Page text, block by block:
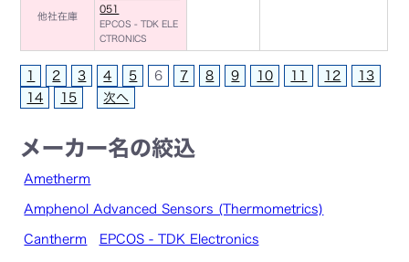
他社在庫
051
EPCOS - TDK ELE
CTRONICS
1 2 3 4 5 6 7 8 9 10 11 12
13
14
15 次へ
メーカー名の絞込
Ametherm
Amphenol Advanced Sensors (Thermometrics)
Cantherm EPCOS - TDK Electronics